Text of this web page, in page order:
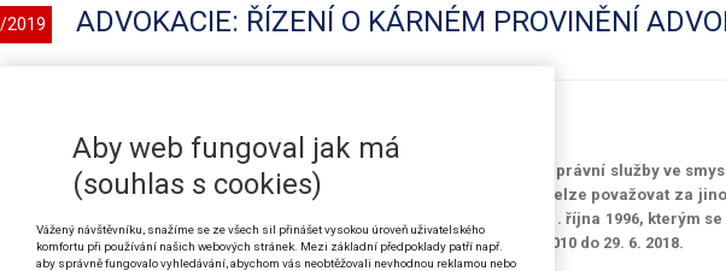
2019 ADVOKACIE: ŘÍZENÍ O KÁRNÉM PROVINĚNÍ
2 věty první zákona č. 85/1996 Sb., o advokacii
koncipient
nemůže vlastním jménem a na vlastní účet poskytovat právní služby ve
Sb., o advokacii, a to ani se souhlasem advokáta. Takovou činnost nelze považovat za
4 usnesení představenstva České advokátní komory č. 1/1997 ze dne 31. října 1996, kterým
pravidla soutěže advokátů České republiky, ve znění účinném od 11. 9. 2010 do 29. 6. 2018.
Aby web fungoval jak má
(souhlas s cookies)
Vážený návštěvníku, snažíme se ze všech sil přinášet vysokou úroveň uživatelského
komfortu při používání našich webových stránek. Mezi základní předpoklady patří např.
aby správně fungovalo vyhledávání, abychom vás neobtěžovali nevhodnou reklamou nebo